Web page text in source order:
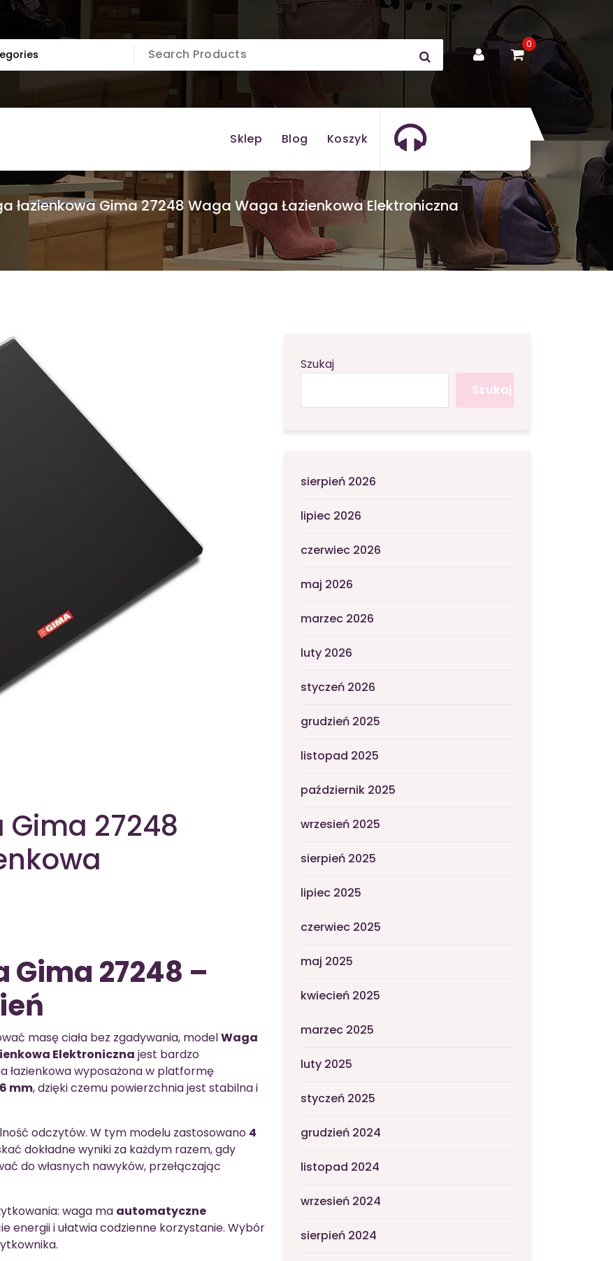
0
Sklep Blog Koszyk
łazienkowa Gima 27248 Waga Waga Łazienkowa Elektroniczna
Gima 27248
Gima 27248 –
masę ciała bez zgadywania, modelWaga
Elektroniczna jest bardzo
łazienkowa wyposażona w platformę
6 mm, dzięki czemu powierzchnia jest stabilna i
odczytów. W tym modelu zastosowano 4
dokładne wyniki za każdym razem, gdy
do własnych nawyków, przełączając
waga ma automatyczne
energii i ułatwia codzienne korzystanie. Wybór
Szukaj
Szukaj
sierpień 2026
lipiec 2026
czerwiec 2026
maj 2026
marzec 2026
luty 2026
styczeń 2026
grudzień 2025
listopad 2025
październik 2025
wrzesień 2025
sierpień 2025
lipiec 2025
czerwiec 2025
maj 2025
kwiecień 2025
marzec 2025
luty 2025
styczeń 2025
grudzień 2024
listopad 2024
wrzesień 2024
sierpień 2024